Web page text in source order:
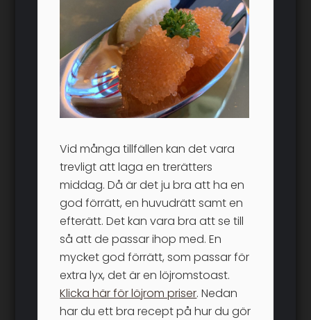
Vid många tillfällen kan det vara
trevligt att laga en trerätters
middag. Då är det ju bra att ha en
god förrätt, en huvudrätt samt en
efterätt. Det kan vara bra att se till
så att de passar ihop med. En
mycket god förrätt, som passar för
extra lyx, det är en löjromstoast.
Klicka här för löjrom priser. Nedan
har du ett bra recept på hur du gör